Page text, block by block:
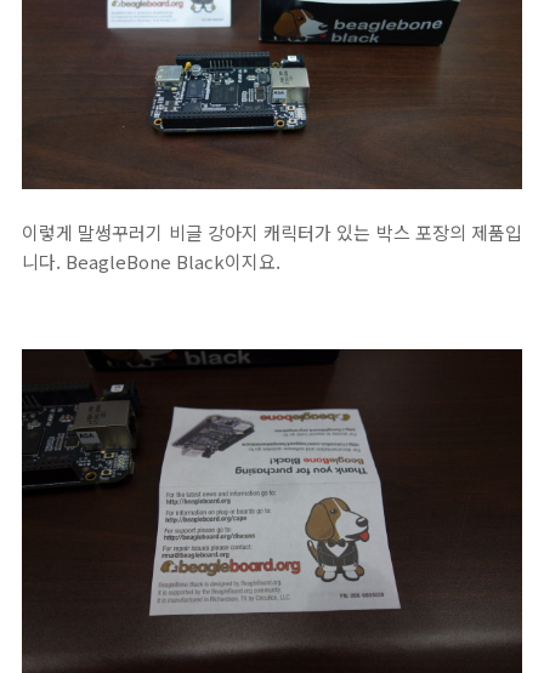
이렇게 말썽꾸러기 비글 강아지 캐릭터가 있는 박스 포장의 제품입
니다. BeagleBone Black이지요.